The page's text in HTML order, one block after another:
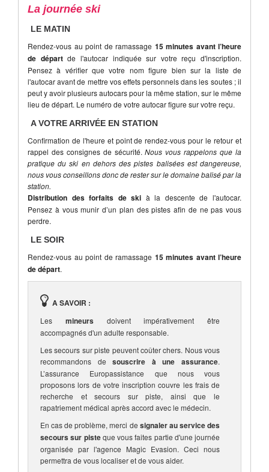
La journée ski
LE MATIN
Rendez-vous au point de ramassage 15 minutes avant l’heure
de départde l'autocar indiquée sur votre reçu d'inscription.
Pensez à vérifier que votre nom figure bien sur la liste de
l'autocar avant de mettre vos effets personnels dans les soutes ; il
peut y avoir plusieurs autocars pour la même station, sur le même
lieu de départ. Le numéro de votre autocar figure sur votre reçu.
A VOTRE ARRIVÉE EN STATION
Confirmation de l'heure et point de rendez-vous pour le retour et
rappel des consignes de sécurité.Nous vous rappelons que la
pratique du ski en dehors des pistes balisées est dangereuse,
nous vous conseillons donc de rester sur le domaine balisé par la
station.
Distribution des forfaits de ski à la descente de l'autocar.
Pensez à vous munir d’un plan des pistes afin de ne pas vous
perdre.
LE SOIR
Rendez-vous au point de ramassage 15 minutes avant l’heure
de départ.
A SAVOIR :
Les mineurs doivent impérativement être
accompagnés d'un adulte responsable.
Les secours sur piste peuvent coûter chers. Nous vous
recommandons desouscrire à une assurance.
L’assurance Europassistance que nous vous
proposons lors de votre inscription couvre les frais de
recherche et secours sur piste, ainsi que le
rapatriement médical après accord avec le médecin.
En cas de problème, merci de signaler au service des
secours sur pisteque vous faites partie d'une journée
organisée par l'agence Magic Evasion. Ceci nous
permettra de vous localiser et de vous aider.